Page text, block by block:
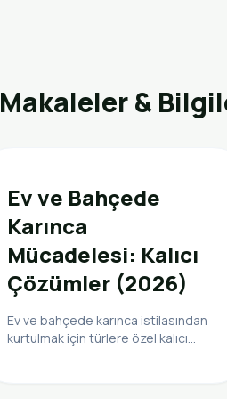
Makaleler &
Ev ve Bahçede
Karınca
Mücadelesi: Kalıcı
Çözümler (2026)
Ev ve bahçede karınca istilasından
kurtulmak için türlere özel kalıcı